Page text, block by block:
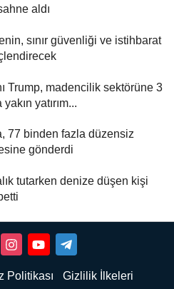
aldı
sınır güvenliği ve istihbarat
Trump, madencilik sektörüne 3
yatırım...
77 binden fazla düzensiz
gönderdi
tutarken denize düşen kişi
Politikası Gizlilik İlkeleri